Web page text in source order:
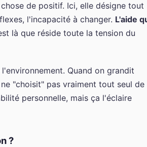
de positif. Ici, elle désigne tout
l'incapacité à changer. L'aide
là que réside toute la tension du
Quand on grandit
"choisit" pas vraiment tout seul de
personnelle, mais ça l'éclaire
?